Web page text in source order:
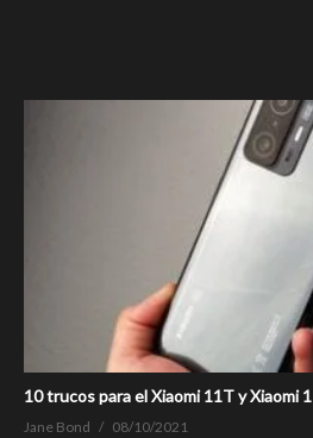
10 trucos para el Xiaomi 11T y Xiaomi
Jane Bond 08/10/2021